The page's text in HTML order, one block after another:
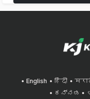
English हिंदी
ಕನ್ನಡ